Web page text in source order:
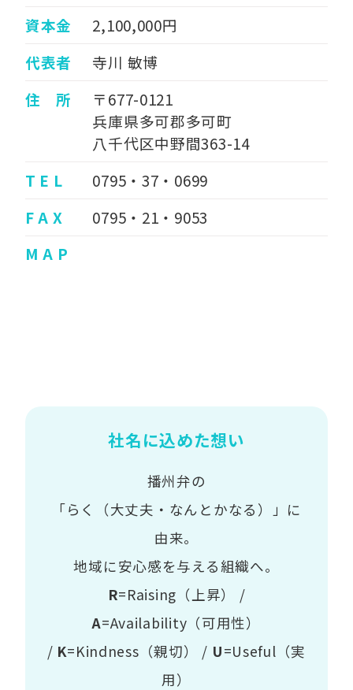
資本金
2,100,000円
代表者
寺川 敏博
住 所
〒677-0121
兵庫県多可郡多可町
八千代区中野間363-14
T E L
0795・37・0699
F A X
0795・21・9053
M A P
社名に込めた想い
播州弁の
「らく（大丈夫・なんとかなる）」に
由来。
地域に安心感を与える組織へ。
R=Raising（上昇） /
A=Availability（可用性）
/ K=Kindness（親切） / U=Useful（実
用）